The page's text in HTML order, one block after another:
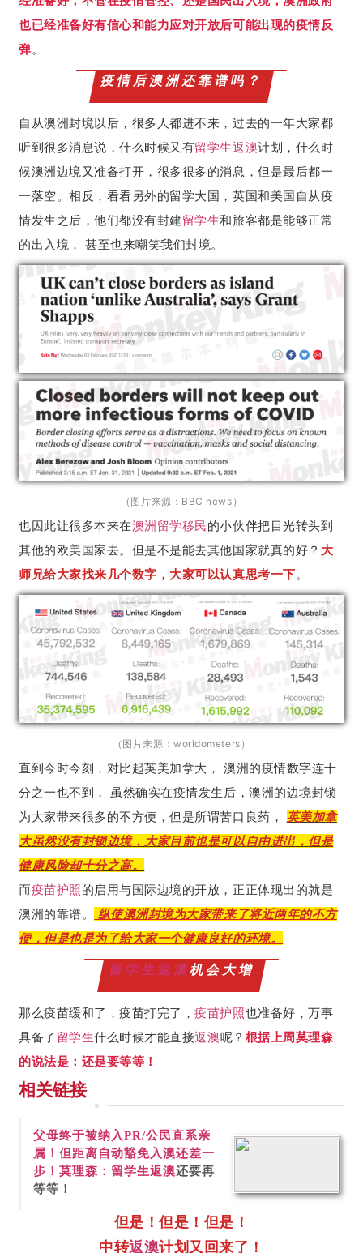
也已经准备好有信心和能力应对开放后可能出现的疫情反
弹。
疫情后澳洲还靠谱吗？
自从澳洲封境以后，很多人都进不来，过去的一年大家都
听到很多消息说，什么时候又有留学生返澳计划，什么时
候澳洲边境又准备打开，很多很多的消息，但是最后都一
一落空。相反，看看另外的留学大国，英国和美国自从疫
情发生之后，他们都没有封建留学生和旅客都是能够正常
的出入境， 甚至也来嘲笑我们封境。
（图片来源：BBC news）
也因此让很多本来在澳洲留学移民的小伙伴把目光转头到
其他的欧美国家去。但是不是能去其他国家就真的好？ 大
师兄给大家找来几个数字，大家可以认真思考一下。
（图片来源：worldometers）
直到今时今刻，对比起英美加拿大， 澳洲的疫情数字连十
分之一也不到， 虽然确实在疫情发生后，澳洲的边境封锁
为大家带来很多的不方便，但是所谓苦口良药， 英美加拿
大虽然没有封锁边境，大家目前也是可以自由进出，但是
健康风险却十分之高。
而疫苗护照的启用与国际边境的开放，正正体现出的就是
澳洲的靠谱。
纵使澳洲封境为大家带来了将近两年的不方
便，但是也是为了给大家一个健康良好的环境。
留学生返澳机会大增
那么疫苗缓和了，疫苗打完了，疫苗护照也准备好，万事
具备了 留学生什么时候才能直接返澳呢？ 根据上周莫理森
的说法是：还是要等等！
相关链接
父母终于被纳入PR/公民直系亲
属！ 但距离自动豁免入澳还差一
步！ 莫理森： 留学生返澳还要再
等等！
但是！但是！但是！
中转返澳计划又回来了！